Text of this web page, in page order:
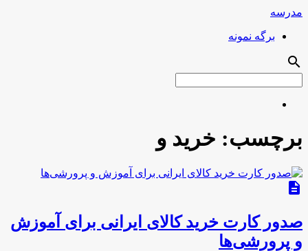
مدرسه
برگه نمونه
search
برچسب: خرید و
description
صدور کارت خرید کالای ایرانی برای آموزش
و پرورشی‌ها